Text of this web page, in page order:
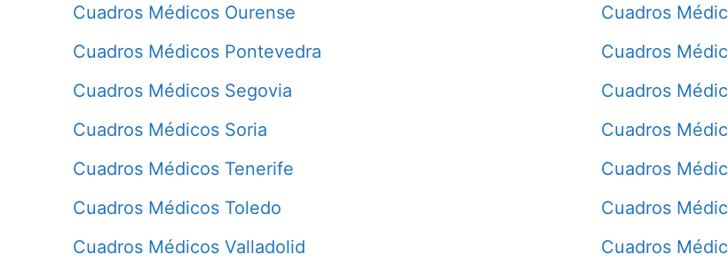
Cuadros Médicos Ourense
Cuadros
Cuadros Médicos Pontevedra
Cuadros
Cuadros Médicos Segovia
Cuadros
Cuadros Médicos Soria
Cuadros
Cuadros Médicos Tenerife
Cuadros
Cuadros Médicos Toledo
Cuadros
Cuadros Médicos Valladolid
Cuadros